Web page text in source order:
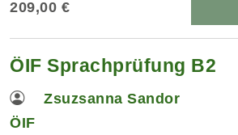
209,00 €
ÖIF Sprachprüfung B2
Zsuzsanna Sandor
ÖIF